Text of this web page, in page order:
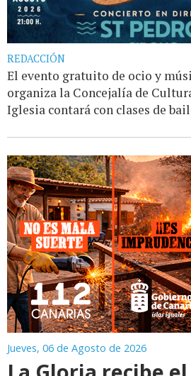
REDACCIÓN
El evento gratuito de ocio y
organiza la Concejalía de
Iglesia contará con clases de
Jueves, 06 de Agosto de 2026